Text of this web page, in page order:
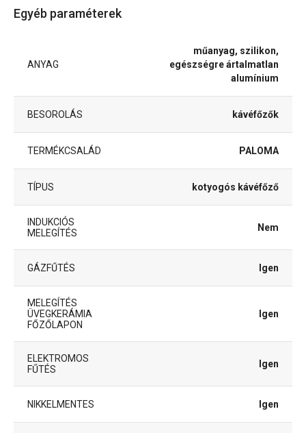
Egyéb paraméterek
ANYAG
műanyag, szilikon,
egészségre ártalmatlan
alumínium
BESOROLÁS kávéfőzők
TERMÉKCSALÁD PALOMA
TÍPUS kotyogós kávéfőző
INDUKCIÓS
MELEGÍTÉS
Nem
GÁZFŰTÉS Igen
MELEGÍTÉS
ÜVEGKERÁMIA
FŐZŐLAPON
Igen
ELEKTROMOS
FŰTÉS
Igen
NIKKELMENTES Igen